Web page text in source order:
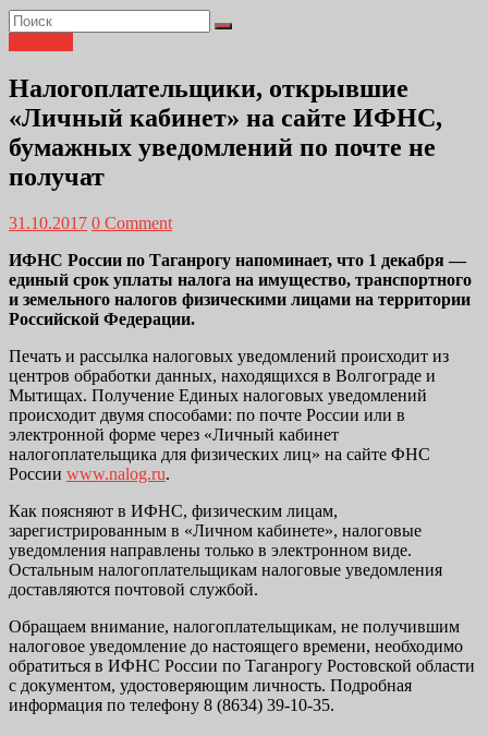
Налогоплательщики, открывшие
«Личный кабинет» на сайте ИФНС,
бумажных уведомлений по почте не
получат
31.10.2017 0 Comment
ИФНС России по Таганрогу напоминает, что 1 декабря —
единый срок уплаты налога на имущество, транспортного
и земельного налогов физическими лицами на территории
Российской Федерации.
Печать и рассылка налоговых уведомлений происходит из
центров обработки данных, находящихся в Волгограде и
Мытищах. Получение Единых налоговых уведомлений
происходит двумя способами: по почте России или в
электронной форме через «Личный кабинет
налогоплательщика для физических лиц» на сайте ФНС
России www.nalog.ru.
Как поясняют в ИФНС, физическим лицам,
зарегистрированным в «Личном кабинете», налоговые
уведомления направлены только в электронном виде.
Остальным налогоплательщикам налоговые уведомления
доставляются почтовой службой.
Обращаем внимание, налогоплательщикам, не получившим
налоговое уведомление до настоящего времени, необходимо
обратиться в ИФНС России по Таганрогу Ростовской области
с документом, удостоверяющим личность. Подробная
информация по телефону 8 (8634) 39-10-35.